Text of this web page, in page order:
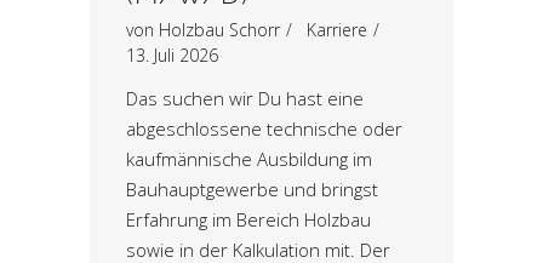
von Holzbau Schorr
Karriere
13. Juli 2026
Das suchen wir Du hast eine
abgeschlossene technische oder
kaufmännische Ausbildung im
Bauhauptgewerbe und bringst
Erfahrung im Bereich Holzbau
sowie in der Kalkulation mit. Der